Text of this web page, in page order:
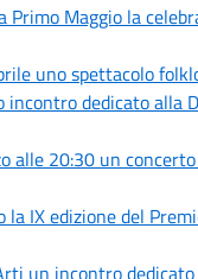
Primo Maggio la
uno spettacolo
incontro dedicato alla
alle 20:30 un
la IX edizione del
un incontro